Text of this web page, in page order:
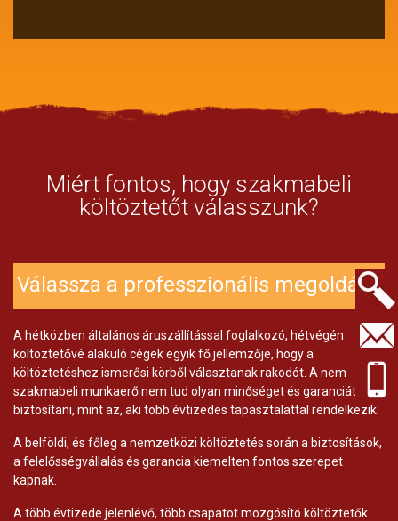
Miért fontos, hogy szakmabeli
költöztetőt válasszunk?
Válassza a professzionális megoldást!
A hétközben általános áruszállítással foglalkozó, hétvégén
költöztetővé alakuló cégek egyik fő jellemzője, hogy a
költöztetéshez ismerősi körből választanak rakodót. A nem
szakmabeli munkaerő nem tud olyan minőséget és garanciát
biztosítani, mint az, aki több évtizedes tapasztalattal rendelkezik.
A belföldi, és főleg a nemzetközi költöztetés során a biztosítások,
a felelősségvállalás és garancia kiemelten fontos szerepet
kapnak.
A több évtizede jelenlévő, több csapatot mozgósító költöztetők